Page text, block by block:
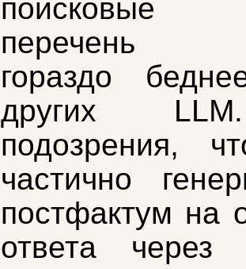
поисковые
перечень
гораздо
других
подозрения,
частично
постфактум на
ответа через